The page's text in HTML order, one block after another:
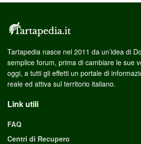
Tartapedia nasce nel 2011 da un’idea di
semplice forum, prima di cambiare le sue
oggi, a tutti gli effetti un portale di
reale ed attiva sul territorio italiano.
Link utili
FAQ
Centri di Recupero